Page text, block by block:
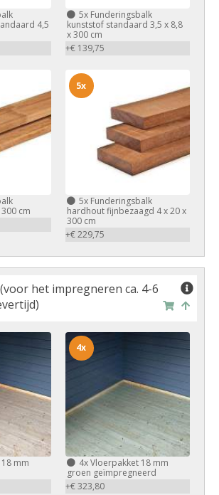
4,5
5xFunderingsbalk
kunststof standaard 3,5 x 8,8
x 300 cm
+€ 139,75
cm
5xFunderingsbalk
hardhout fijnbezaagd 4 x 20 x
300 cm
+€ 229,75
5x
het impregneren ca. 4-6
mm
4xVloerpakket 18 mm
groen geïmpregneerd
+€ 323,80
4x